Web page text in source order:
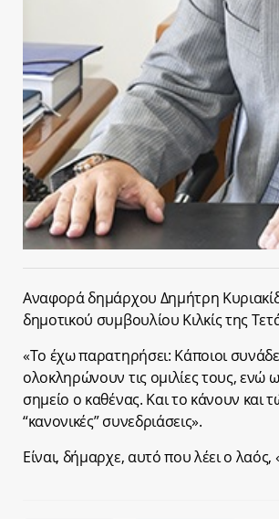
Αναφορά δημάρχου Δημήτρη
δημοτικού συμβουλίου Κιλκίς της
«Το έχω παρατηρήσει: Κάποιοι
ολοκληρώνουν τις ομιλίες τους, ενώ
σημείο ο καθένας. Και το κάνουν και
“κανονικές” συνεδριάσεις».
Είναι, δήμαρχε, αυτό που λέει ο